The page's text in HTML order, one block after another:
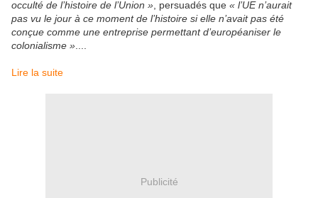
occulté de l’histoire de l’Union » , persuadés que « l’UE n’aurait
pas vu le jour à ce moment de l’histoire si elle n’avait pas été
conçue comme une entreprise permettant d’européaniser le
colonialisme »
Lire la suite
Publicité